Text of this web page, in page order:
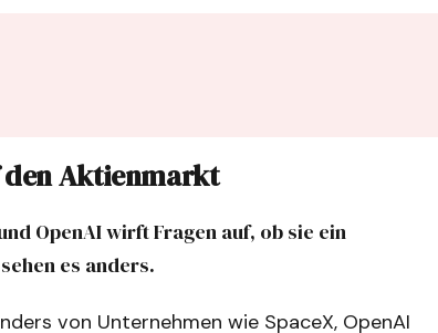
den Aktienmarkt
OpenAI wirft Fragen auf, ob sie ein
es anders.
von Unternehmen wie SpaceX, OpenAI